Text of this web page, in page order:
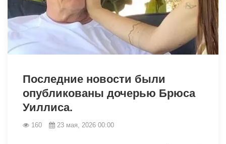
Последние новости были
опубликованы дочерью Брюса
Уиллиса.
160 23 мая, 2026 00:00